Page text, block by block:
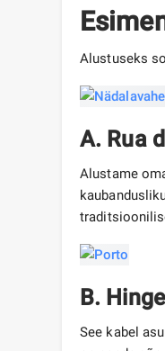
Alustuseks
A. Rua
Alustame
B.
See kabel